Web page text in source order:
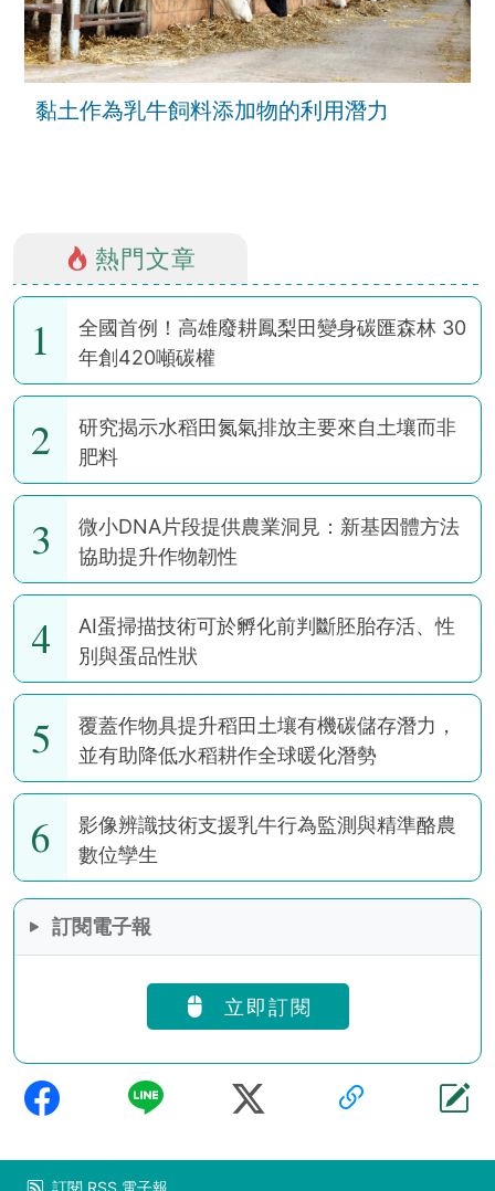
黏土作為乳牛飼料添加物的利用潛力
熱門文章
1
全國首例！高雄廢耕鳳梨田變身碳匯森林 30
年創420噸碳權
2
研究揭示水稻田氮氣排放主要來自土壤而非
肥料
3
微小DNA片段提供農業洞見：新基因體方法
協助提升作物韌性
4
AI蛋掃描技術可於孵化前判斷胚胎存活、性
別與蛋品性狀
5
覆蓋作物具提升稻田土壤有機碳儲存潛力，
並有助降低水稻耕作全球暖化潛勢
6
影像辨識技術支援乳牛行為監測與精準酪農
數位孿生
訂閱電子報
立即訂閱